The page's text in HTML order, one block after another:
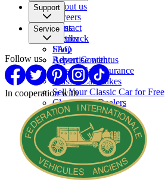
About us
Careers
Press
Partner
Support
Contact
Feedback
FAQ
Report Content
Service
Shop
Advertise with us
Classic Car Insurance
Classic Car makes
Sell Your Classic Car for Free
Classic Car Dealers
Follow us
In cooperation with